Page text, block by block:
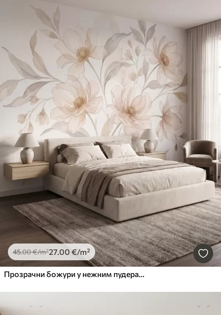
45.00€/m²27.00 €/m²
Прозрачни божури у нежним пудерасто-беж тоновима